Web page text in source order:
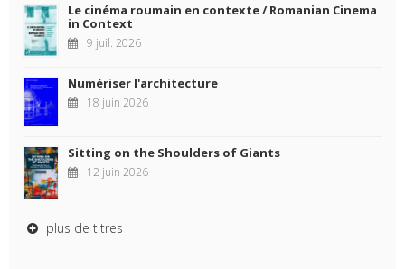
Le cinéma roumain en contexte / Romanian Cinema
in Context
9 juil. 2026
Numériser l'architecture
18 juin 2026
Sitting on the Shoulders of Giants
12 juin 2026
plus de titres